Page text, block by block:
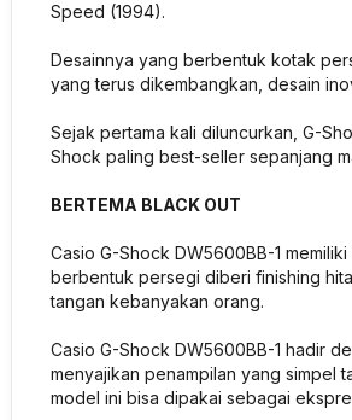
Speed (1994).
Desainnya yang berbentuk kotak
yang terus dikembangkan, desain
Sejak pertama kali diluncurkan, G-
Shock paling best-seller sepanjang
BERTEMA BLACK OUT
Casio G-Shock DW5600BB-1
berbentuk persegi diberi finishing
tangan kebanyakan orang.
Casio G-Shock DW5600BB-1 hadir
menyajikan penampilan yang simpel
model ini bisa dipakai sebagai